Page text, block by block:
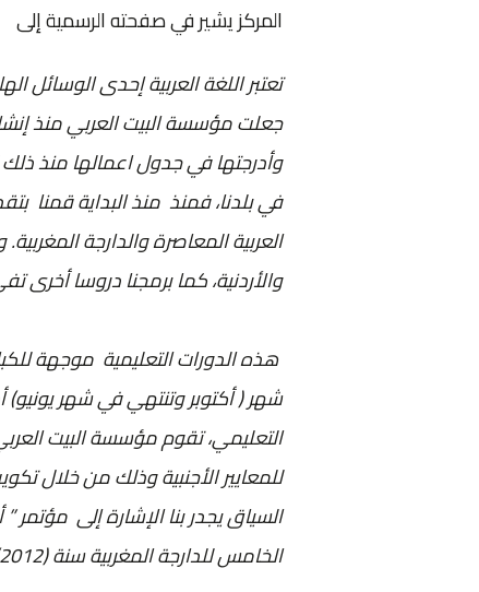
المركز يشير في صفحته الرسمية إلى
تعتبر اللغة العربية إحدى الوسائل
وأدرجتها في جدول اعمالها منذ ذلك
في بلدنا، فمنذ منذ البداية قمنا
والأردنية، كما برمجنا دروسا
شهر ( أكتوبر وتنتهي في شهر
التعليمي، تقوم مؤسسة البيت
للمعايير الأجنبية وذلك من خلال
الخامس للدارجة المغربية سنة (2012).